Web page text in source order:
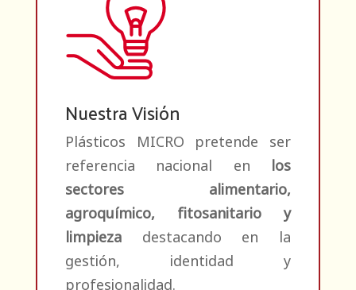
Nuestra Visión
Plásticos MICRO pretende ser
referencia nacional en los
sectores alimentario,
agroquímico, fitosanitario y
limpiezadestacando en la
gestión, identidad y
profesionalidad.